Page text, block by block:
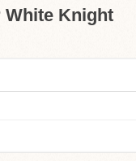
White Knight